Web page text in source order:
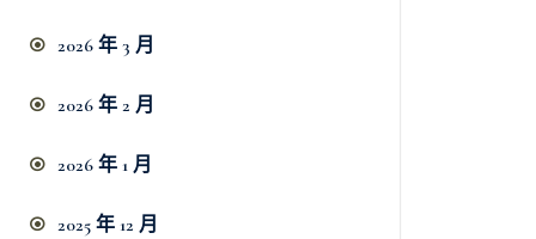
2026 年 3 月
2026 年 2 月
2026 年 1 月
2025 年 12 月